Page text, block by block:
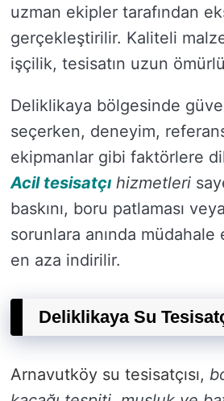
uzman ekipler tarafından
gerçekleştirilir. Kaliteli
işçilik, tesisatın uzun ömürlü
Deliklikaya bölgesinde
seçerken, deneyim,
ekipmanlar gibi faktörlere
Acil tesisatçı hizmetleri
baskını, boru patlaması veya
sorunlara anında müdahale
en aza indirilir.
Deliklikaya Su
Arnavutköy su tesisatçısı,